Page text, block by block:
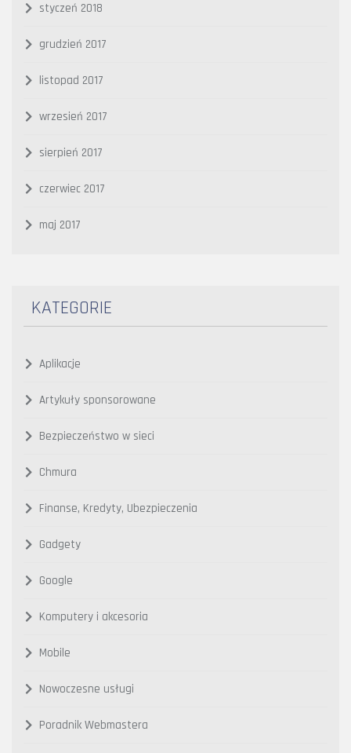
styczeń 2018
grudzień 2017
listopad 2017
wrzesień 2017
sierpień 2017
czerwiec 2017
maj 2017
KATEGORIE
Aplikacje
Artykuły sponsorowane
Bezpieczeństwo w sieci
Chmura
Finanse, Kredyty, Ubezpieczenia
Gadgety
Google
Komputery i akcesoria
Mobile
Nowoczesne usługi
Poradnik Webmastera